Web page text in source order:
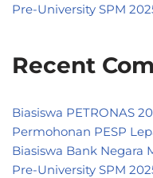
Pre-University SPM
Recent
Biasiswa PETRONAS
Permohonan PESP
Biasiswa Bank Negara
Pre-University SPM